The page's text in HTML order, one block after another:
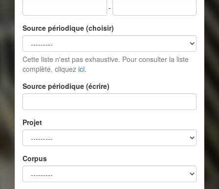
-
Source périodique (choisir)
Cette liste n'est pas exhaustive. Pour consulter la liste
complète, cliquez ici.
Source périodique (écrire)
Projet
Corpus